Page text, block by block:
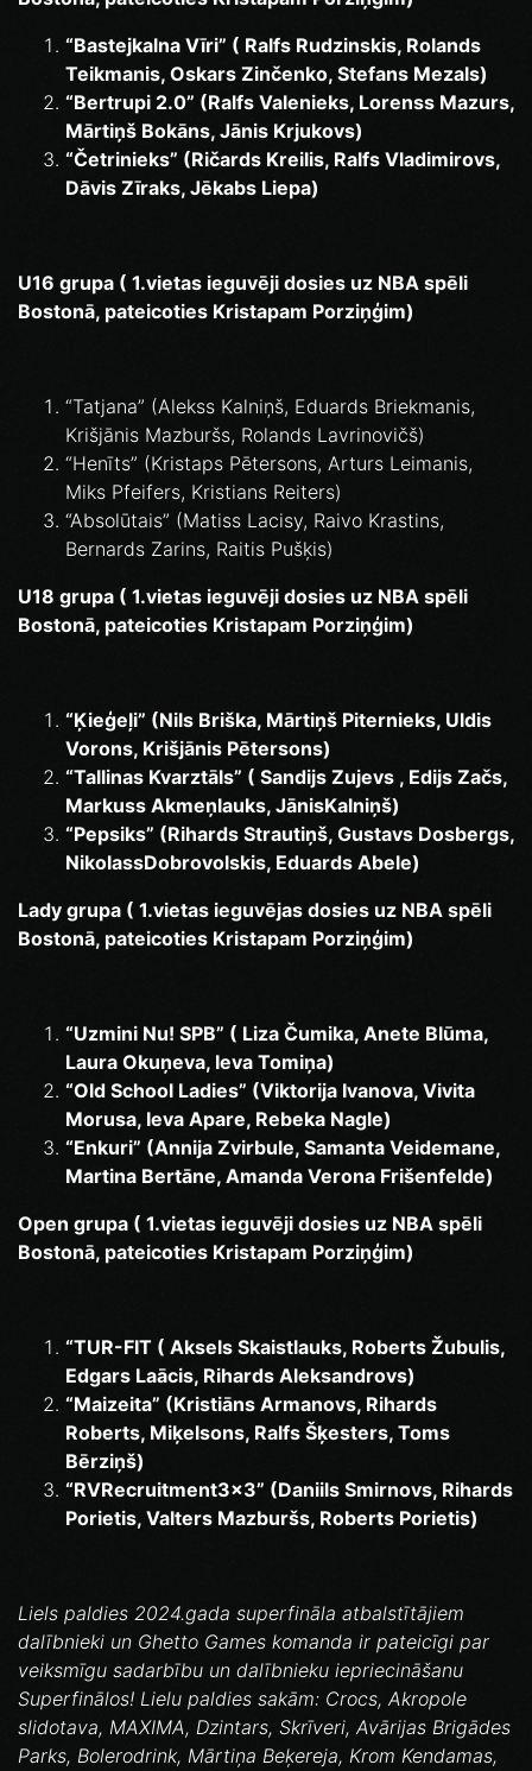
“Bastejkalna Vīri” ( Ralfs Rudzinskis, Rolands
Teikmanis, Oskars Zinčenko, Stefans Mezals)
“Bertrupi 2.0” (Ralfs Valenieks, Lorenss Mazurs,
Mārtiņš Bokāns, Jānis Krjukovs)
“Četrinieks” (Ričards Kreilis, Ralfs Vladimirovs,
Dāvis Zīraks, Jēkabs Liepa)
U16 grupa ( 1.vietas ieguvēji dosies uz NBA spēli
Bostonā, pateicoties Kristapam Porziņģim)
“Tatjana” (Alekss Kalniņš, Eduards Briekmanis,
Krišjānis Mazburšs, Rolands Lavrinovičš)
“Henīts” (Kristaps Pētersons, Arturs Leimanis,
Miks Pfeifers, Kristians Reiters)
“Absolūtais” (Matiss Lacisy, Raivo Krastins,
Bernards Zarins, Raitis Pušķis)
U18 grupa ( 1.vietas ieguvēji dosies uz NBA spēli
Bostonā, pateicoties Kristapam Porziņģim)
“Ķieģeļi” (Nils Briška, Mārtiņš Piternieks, Uldis
Vorons, Krišjānis Pētersons)
“Tallinas Kvarztāls” ( Sandijs Zujevs , Edijs Začs,
Markuss Akmeņlauks, JānisKalniņš)
“Pepsiks” (Rihards Strautiņš, Gustavs Dosbergs,
NikolassDobrovolskis, Eduards Abele)
Lady grupa ( 1.vietas ieguvējas dosies uz NBA spēli
Bostonā, pateicoties Kristapam Porziņģim)
“Uzmini Nu! SPB” ( Liza Čumika, Anete Blūma,
Laura Okuņeva, Ieva Tomiņa)
“Old School Ladies” (Viktorija Ivanova, Vivita
Morusa, Ieva Apare, Rebeka Nagle)
“Enkuri” (Annija Zvirbule, Samanta Veidemane,
Martina Bertāne, Amanda Verona Frišenfelde)
Open grupa ( 1.vietas ieguvēji dosies uz NBA spēli
Bostonā, pateicoties Kristapam Porziņģim)
“TUR-FIT ( Aksels Skaistlauks, Roberts Žubulis,
Edgars Laācis, Rihards Aleksandrovs)
“Maizeita” (Kristiāns Armanovs, Rihards
Roberts, Miķelsons, Ralfs Šķesters, Toms
Bērziņš)
“RVRecruitment3x3” (Daniils Smirnovs, Rihards
Porietis, Valters Mazburšs, Roberts Porietis)
Liels paldies 2024.gada superfināla atbalstītājiem
dalībnieki un Ghetto Games komanda ir pateicīgi par
veiksmīgu sadarbību un dalībnieku iepriecināšanu
Superfinālos! Lielu paldies sakām: Crocs, Akropole
slidotava, MAXIMA, Dzintars, Skrīveri, Avārijas Brigādes
Parks, Bolerodrink, Mārtiņa Beķereja, Krom Kendamas,